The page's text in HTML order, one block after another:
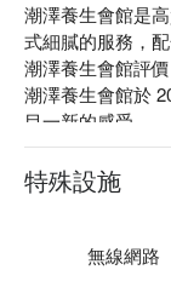
潮澤養生會館是
式細膩的服務，
潮澤養生會館評
潮澤養生會館於
目一新的感受。
潮澤養生會館使
重，不只可以按
潮澤養生會館預
特殊設施
無線網路